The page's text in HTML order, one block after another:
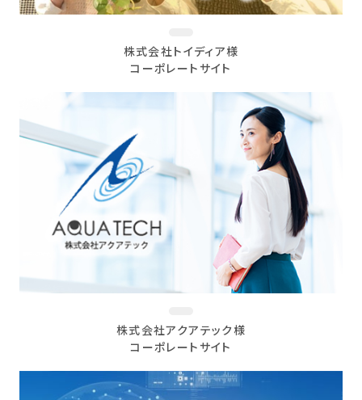
株式会社トイディア様
コーポレートサイト
株式会社アクアテック様
コーポレートサイト